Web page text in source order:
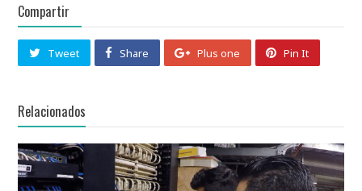
Compartir
Tweet Share Plus one Pin It
Relacionados